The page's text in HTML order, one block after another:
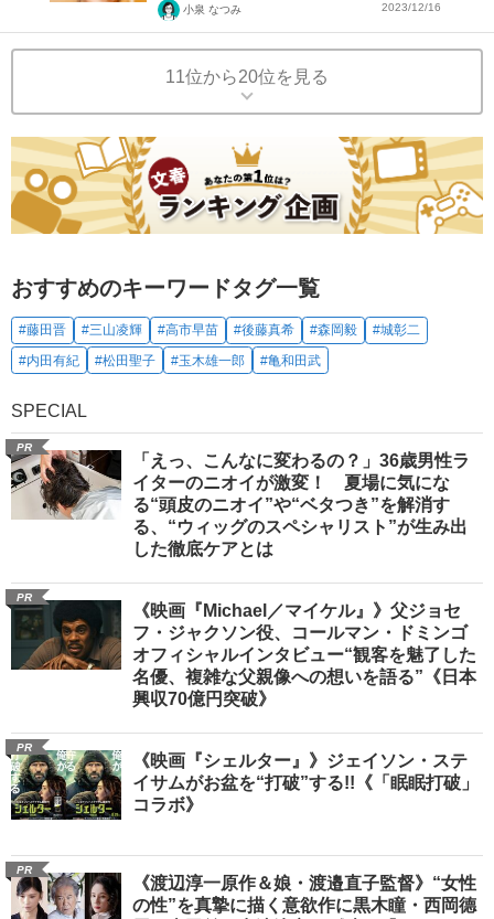
小泉 なつみ 2023/12/16
11位から20位を見る
おすすめのキーワードタグ一覧
#藤田晋 #三山凌輝 #高市早苗 #後藤真希 #森岡毅
#城彰二
#内田有紀
#松田聖子 #玉木雄一郎 #亀和田武
SPECIAL
PR
「えっ、こんなに変わるの？」36歳男性ラ
イターのニオイが激変！ 夏場に気にな
る“頭皮のニオイ”や“ベタつき”を解消す
る、“ウィッグのスペシャリスト”が生み出
した徹底ケアとは
PR
《映画『Michael／マイケル』》父ジョセ
フ・ジャクソン役、コールマン・ドミンゴ
オフィシャルインタビュー“観客を魅了した
名優、複雑な父親像への想いを語る”《日本
興収70億円突破》
PR
《映画『シェルター』》ジェイソン・ステ
イサムがお盆を“打破”する!!《「眠眠打破」
コラボ》
PR
《渡辺淳一原作＆娘・渡邉直子監督》“女性
の性”を真摯に描く意欲作に黒木瞳・西岡德